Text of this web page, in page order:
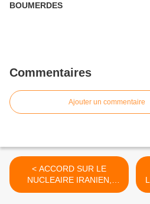
BOUMERDES
Commentaires
Ajouter un commentaire
< ACCORD SUR LE
NUCLEAIRE IRANIEN,
L'ALGERIE S'EN REJOUIT